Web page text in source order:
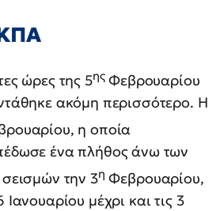
ώρες της 5ηςΦεβρουαρίου
ακόμη περισσότερο. Η
η οποία
ένα πλήθος άνω των
την 3η Φεβρουαρίου,
μέχρι και τις 3